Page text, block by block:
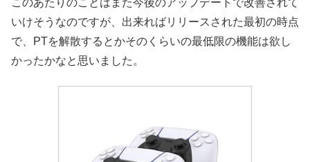
このあたりのことはまた今後のアップデートで改善されて
いけそうなのですが、出来ればリリースされた最初の時点
で、PTを解散するとかそのくらいの最低限の機能は欲し
かったかなと思いました。